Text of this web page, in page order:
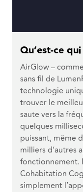
Qu’est-ce
AirGlow –
sans fil de
technologie
trouver le
saute vers la
quelques
puissant, même
milliers d’autres
fonctionnement.
Cohabitation
simplement